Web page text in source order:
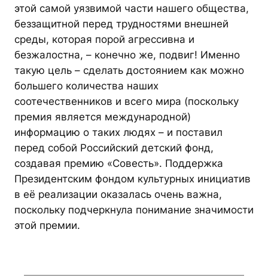
этой самой уязвимой части нашего общества,
беззащитной перед трудностями внешней
среды, которая порой агрессивна и
безжалостна, – конечно же, подвиг! Именно
такую цель – сделать достоянием как можно
большего количества наших
соотечественников и всего мира (поскольку
премия является международной)
информацию о таких людях – и поставил
перед собой Российский детский фонд,
создавая премию «Совесть». Поддержка
Президентским фондом культурных инициатив
в её реализации оказалась очень важна,
поскольку подчеркнула понимание значимости
этой премии.